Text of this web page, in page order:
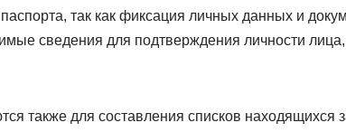
так как фиксация личных данных и
сведения для подтверждения личности
также для составления списков находящихся